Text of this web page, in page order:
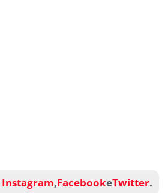
Instagram,FacebookeTwitter.